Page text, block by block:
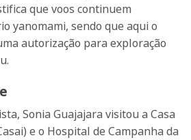
que voos continuem
yanomami, sendo que aqui o
autorização para exploração
Sonia Guajajara visitou a Casa
e o Hospital de Campanha da